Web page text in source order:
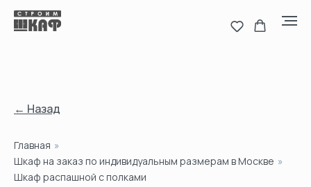
← Назад
Главная »
Шкаф на заказ по индивидуальным размерам в Москве »
Шкаф распашной с полками
Оставить заявку на замер Написать в MAX